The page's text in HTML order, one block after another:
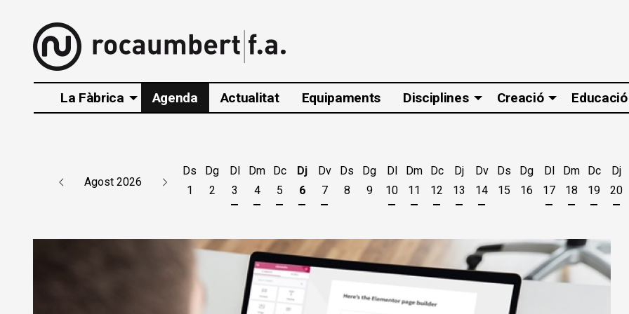
La Fàbrica Agenda Actualitat Equipaments Disciplines Creació Educació
Agost 2026
Ds
1
Dg
2
Dl
3
Dilluns 3 d'agost
Dm
4
Dimarts 4 d'agost
Dc
5
Dimecres 5 d'agost
Dj
6
Dijous 6 d'agost
Dv
7
Divendres 7 d'agost
Ds
8
Dg
9
Dl
10
Dilluns 10 d'agost
Dm
11
Dimarts 11 d'agost
Dc
12
Dimecres 12 d'agost
Dj
13
Dijous 13 d'agost
Dv
14
Divendres 14 d'agost
Ds
15
Dg
16
Dl
17
Dilluns 17
Dm
18
Dimarts 18
Dc
19
Dj
20